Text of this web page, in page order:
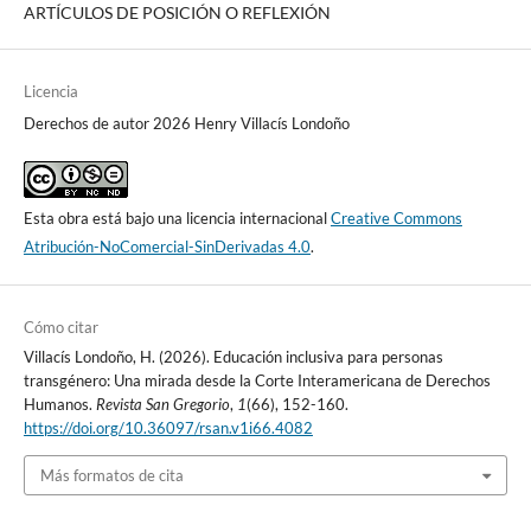
ARTÍCULOS DE POSICIÓN O REFLEXIÓN
Licencia
Derechos de autor 2026 Henry Villacís Londoño
Esta obra está bajo una licencia internacionalCreative Commons
Atribución-NoComercial-SinDerivadas 4.0.
Cómo citar
Villacís Londoño, H. (2026). Educación inclusiva para personas
transgénero: Una mirada desde la Corte Interamericana de Derechos
Humanos. Revista San Gregorio, 1(66), 152-160.
https://doi.org/10.36097/rsan.v1i66.4082
Más formatos de cita